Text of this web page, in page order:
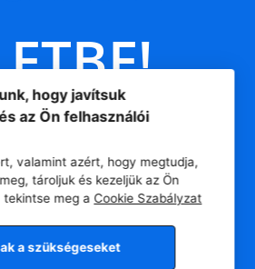
ETBE!
hogy javítsuk
az Ön felhasználói
valamint azért, hogy megtudja,
tároljuk és kezeljük az Ön
meg a Cookie Szabályzat
a szükségeseket